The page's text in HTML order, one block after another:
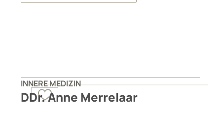
INNERE MEDIZIN
DDr. Anne Merrelaar